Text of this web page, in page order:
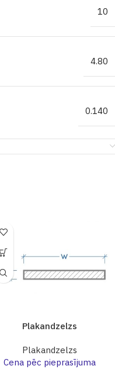
10
4.80
0.140
Plakandzelzs
Plakandzelzs
Cena pēc pieprasījuma